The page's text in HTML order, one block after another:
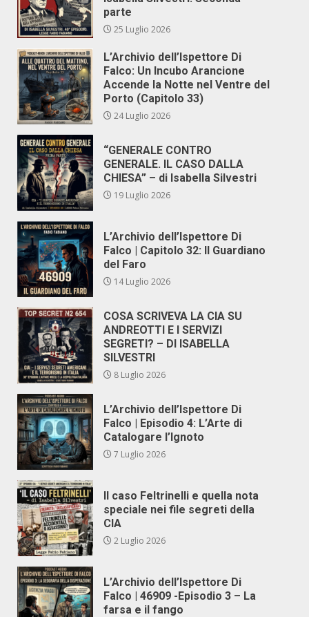
parte
25 Luglio 2026
L’Archivio dell’Ispettore Di
Falco: Un Incubo Arancione
Accende la Notte nel Ventre del
Porto (Capitolo 33)
24 Luglio 2026
“GENERALE CONTRO
GENERALE. IL CASO DALLA
CHIESA” – di Isabella Silvestri
19 Luglio 2026
L’Archivio dell’Ispettore Di
Falco | Capitolo 32: Il Guardiano
del Faro
14 Luglio 2026
COSA SCRIVEVA LA CIA SU
ANDREOTTI E I SERVIZI
SEGRETI? – DI ISABELLA
SILVESTRI
8 Luglio 2026
L’Archivio dell’Ispettore Di
Falco | Episodio 4: L’Arte di
Catalogare l’Ignoto
7 Luglio 2026
Il caso Feltrinelli e quella nota
speciale nei file segreti della
CIA
2 Luglio 2026
L’Archivio dell’Ispettore Di
Falco | 46909 -Episodio 3 – La
farsa e il fango